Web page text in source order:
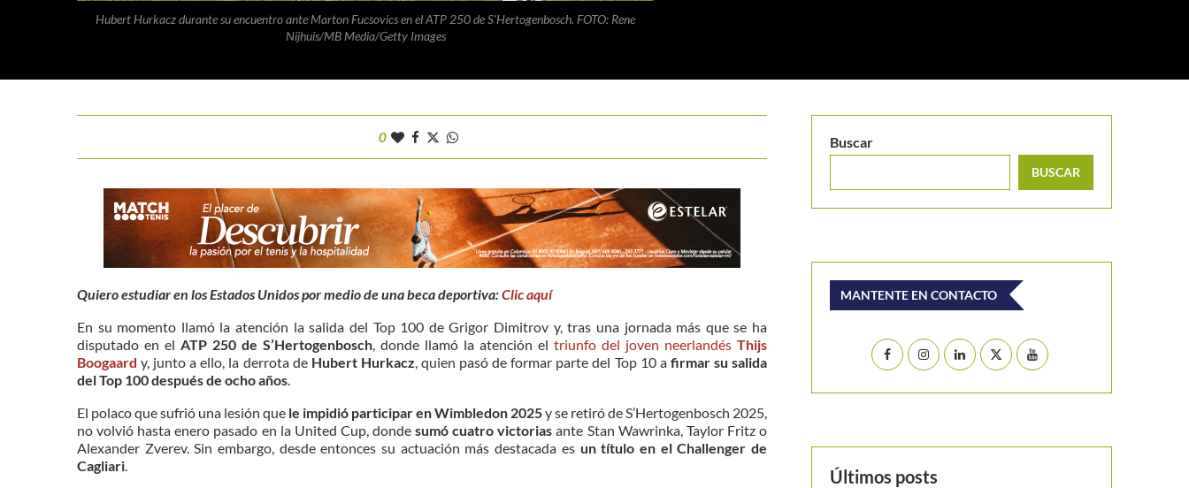
Hubert Hurkacz durante su encuentro ante Marton Fucsovics en el ATP 250 de S'Hertogenbosch. FOTO: Rene
Nijhuis/MB Media/Getty Images
0
Quiero estudiar en los Estados Unidos por medio de una beca deportiva:Clic aquí
En su momento llamó la atención la salida del Top 100 de Grigor Dimitrov y, tras una jornada más que se ha
disputado en el ATP 250 de S’Hertogenbosch , donde llamó la atención el triunfo del joven neerlandés Thijs
Boogaard y, junto a ello, la derrota de Hubert Hurkacz , quien pasó de formar parte del Top 10 afirmar su salida
del Top 100 después de ocho años
El polaco que sufrió una lesión que le impidió participar en Wimbledon 2025y se retiró de S’Hertogenbosch 2025,
no volvió hasta enero pasado en la United Cup, dondesumó cuatro victorias ante Stan Wawrinka, Taylor Fritz o
Alexander Zverev. Sin embargo, desde entonces su actuación más destacada es un título en el Challenger de
Cagliari
Buscar
BUSCAR
MANTENTE EN CONTACTO
Últimos posts